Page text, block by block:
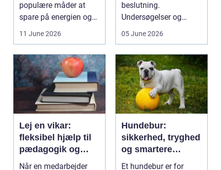
populære måder at
spare på energien og
få et bedre indeklima
11 June 2026
beslutning.
Undersøgelser og
behandlinger foregår i
05 June 2026
Lej en vikar:
fleksibel hjælp til
pædagogik og
sundhed
Når en medarbejder
Hundebur:
sikkerhed, tryghed
og smartere
hverdag med hund
Et hundebur er for